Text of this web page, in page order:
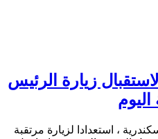
زيارة الرئيس
اليوم
، استعدادا لزيارة مرتقبة